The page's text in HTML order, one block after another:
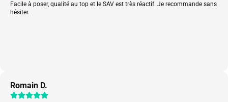
Facile à poser, qualité au top et le SAV est très réactif. Je recommande sans
hésiter.
Romain D.